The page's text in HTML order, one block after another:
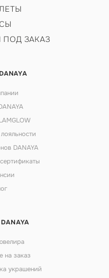
ЗАКАЗ
DANAYA
на заказ
украшений